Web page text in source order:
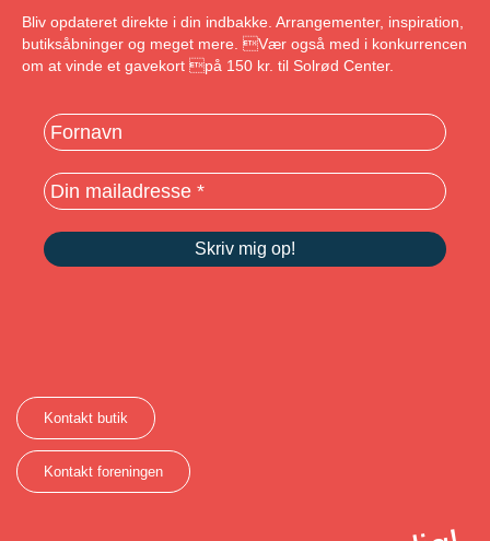
Bliv opdateret direkte i din indbakke. Arrangementer, inspiration,
butiksåbninger og meget mere. Vær også med i konkurrencen
om at vinde et gavekort på 150 kr. til Solrød Center.
Kontakt butik
Kontakt foreningen